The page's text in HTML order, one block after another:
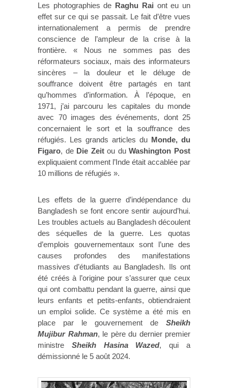
Les photographies de Raghu Rai ont eu un
effet sur ce qui se passait. Le fait d’être vues
internationalement a permis de prendre
conscience de l’ampleur de la crise à la
frontière. « Nous ne sommes pas des
réformateurs sociaux, mais des informateurs
sincères – la douleur et le déluge de
souffrance doivent être partagés en tant
qu’hommes d’information. À l’époque, en
1971, j’ai parcouru les capitales du monde
avec 70 images des événements, dont 25
concernaient le sort et la souffrance des
réfugiés. Les grands articles du Monde, du
Figaro, de Die Zeitou duWashington Post
expliquaient comment l’Inde était accablée par
10 millions de réfugiés ».
Les effets de la guerre d’indépendance du
Bangladesh se font encore sentir aujourd’hui.
Les troubles actuels au Bangladesh découlent
des séquelles de la guerre. Les quotas
d’emplois gouvernementaux sont l’une des
causes profondes des manifestations
massives d’étudiants au Bangladesh. Ils ont
été créés à l’origine pour s’assurer que ceux
qui ont combattu pendant la guerre, ainsi que
leurs enfants et petits-enfants, obtiendraient
un emploi solide. Ce système a été mis en
place par le gouvernement de Sheikh
Mujibur Rahman, le père du dernier premier
ministre Sheikh Hasina Wazed, qui a
démissionné le 5 août 2024.